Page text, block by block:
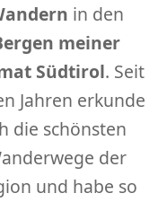
in den
meiner
Südtirol. Seit
Jahren erkunde
die schönsten
der
und habe so